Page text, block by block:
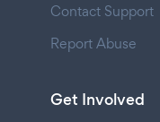
Contact Support
Report Abuse
Get Involved